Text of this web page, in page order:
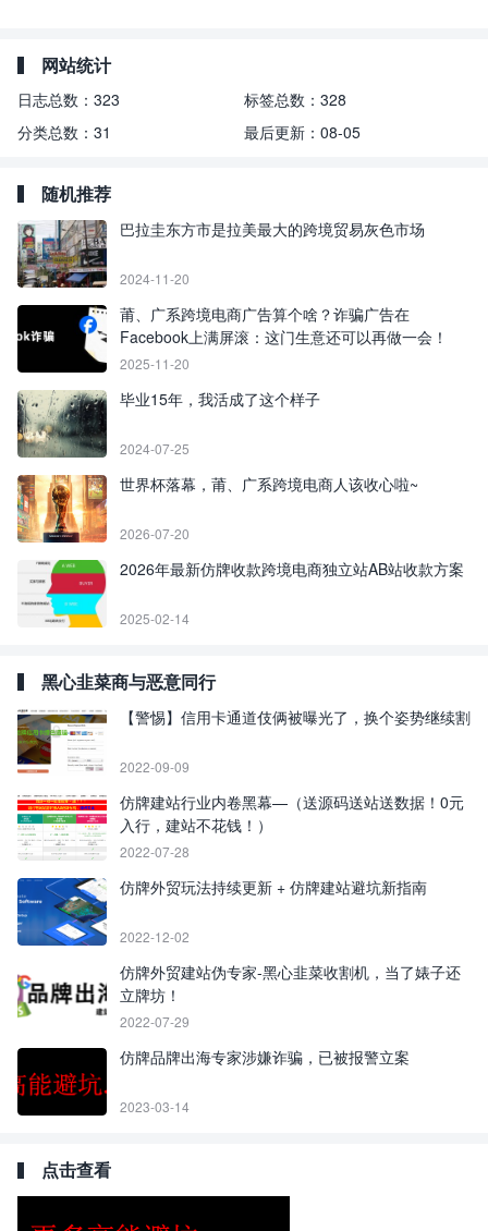
网站统计
日志总数： 323 标签总数： 328
分类总数： 31 最后更新： 08-05
随机推荐
巴拉圭东方市是拉美最大的跨境贸易灰色市场
2024-11-20
莆、广系跨境电商广告算个啥？诈骗广告在
Facebook上满屏滚：这门生意还可以再做一会！
2025-11-20
毕业15年，我活成了这个样子
2024-07-25
世界杯落幕，莆、广系跨境电商人该收心啦~
2026-07-20
2026年最新仿牌收款跨境电商独立站AB站收款方案
2025-02-14
黑心韭菜商与恶意同行
【警惕】信用卡通道伎俩被曝光了，换个姿势继续割
2022-09-09
仿牌建站行业内卷黑幕—（送源码送站送数据！0元
入行，建站不花钱！）
2022-07-28
仿牌外贸玩法持续更新 + 仿牌建站避坑新指南
2022-12-02
仿牌外贸建站伪专家-黑心韭菜收割机，当了婊子还
立牌坊！
2022-07-29
仿牌品牌出海专家涉嫌诈骗，已被报警立案
2023-03-14
点击查看